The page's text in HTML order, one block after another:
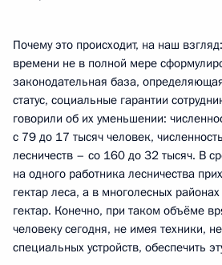
Почему это происходит, на наш
времени не в полной мере
законодательная база,
статус, социальные гарантии
говорили об их уменьшении:
с 79 до 17 тысяч человек,
лесничеств – со 160 до 32 тысяч. В
на одного работника лесничества
гектар леса, а в многолесных
гектар. Конечно, при таком объёме
человеку сегодня, не имея техники,
специальных устройств, обеспечить